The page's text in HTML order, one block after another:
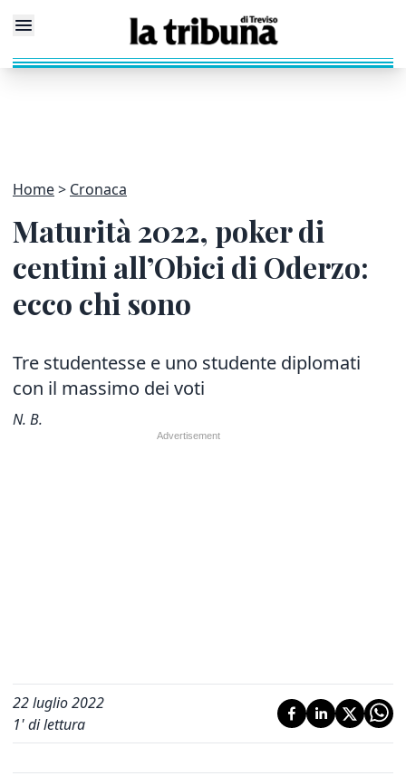
Home Cronaca
Maturità 2022, poker di
centini all’Obici di Oderzo:
ecco chi sono
Tre studentesse e uno studente diplomati
con il massimo dei voti
N. B.
22 luglio 2022
1' di lettura